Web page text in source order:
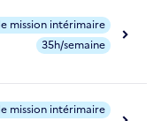
mission intérimaire
35h/semaine
mission intérimaire